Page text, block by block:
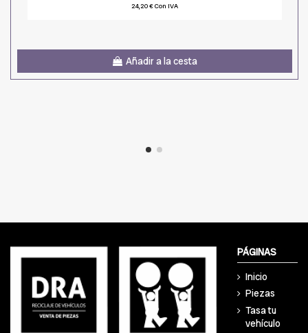
24,20 € Con IVA
Añadir a la cesta
PÁGINAS
Inicio
Piezas
Tasa tu
vehículo